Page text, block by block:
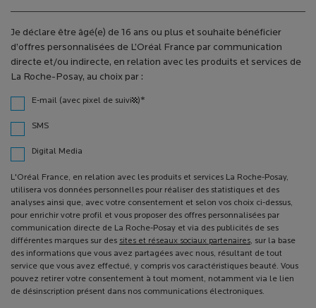
Je déclare être âgé(e) de 16 ans ou plus et souhaite bénéficier
d’offres personnalisées de L’Oréal France par communication
directe et/ou indirecte, en relation avec les produits et services de
La Roche-Posay, au choix par :
E-mail (avec pixel de suivi¹)*
SMS
Digital Media
L'Oréal France, en relation avec les produits et services La Roche-Posay,
utilisera vos données personnelles pour réaliser des statistiques et des
analyses ainsi que, avec votre consentement et selon vos choix ci-dessus,
pour enrichir votre profil et vous proposer des offres personnalisées par
communication directe de La Roche-Posay et via des publicités de ses
différentes marques sur des sites et réseaux sociaux partenaires, sur la base
des informations que vous avez partagées avec nous, résultant de tout
service que vous avez effectué, y compris vos caractéristiques beauté. Vous
pouvez retirer votre consentement à tout moment, notamment via le lien
de désinscription présent dans nos communications électroniques.